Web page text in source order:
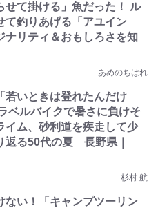
せて掛ける」魚だった！ ル
て釣りあげる「アユイン
ナリティ＆おもしろさを知
あめのちはれ
若いときは登れたんだけ
ルバイクで暑さに負けそ
イム、砂利道を疾走して少
返る50代の夏 長野県｜
杉村 航
ない！「キャンプツーリン